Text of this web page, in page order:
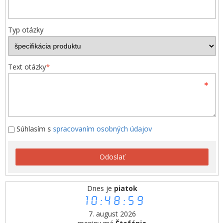
Dnes je piatok
10:48:59
7. august 2026
Typ otázky
Text otázky*
Súhlasím s spracovaním osobných údajov
Odoslať